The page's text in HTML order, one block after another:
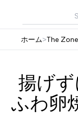
ホーム>The Zone
揚げ
ふわ卵